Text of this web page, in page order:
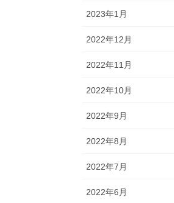
2023年1月
2022年12月
2022年11月
2022年10月
2022年9月
2022年8月
2022年7月
2022年6月